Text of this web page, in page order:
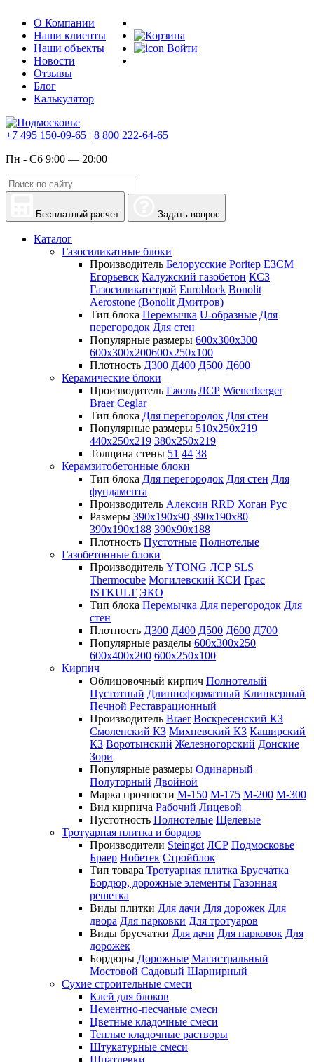
О Компании
Наши клиенты
Наши объекты
Новости
Отзывы
Блог
Калькулятор
Войти
+7 495 150-09-65 | 8 800 222-64-65
Пн - Сб 9:00 — 20:00
Бесплатный расчет Задать вопрос
Каталог
Газосиликатные блоки
Производитель Белорусские Poritep ЕЗСМ
Егорьевск Калужский газобетон КСЗ
Газосиликатстрой Euroblock Bonolit
Aerostone (Bonolit Дмитров)
Тип блока Перемычка U-образные Для
перегородок Для стен
Популярные размеры 600х300х300
600х300х200600х250х100
Плотность Д300 Д400 Д500 Д600
Керамические блоки
Производитель Гжель ЛСР Wienerberger
Braer Ceglar
Тип блока Для перегородок Для стен
Популярные размеры 510х250х219
440х250х219 380х250х219
Толщина стены 51 44 38
Керамзитобетонные блоки
Тип блока Для перегородок Для стен Для
фундамента
Производитель Алексин RRD Хоган Рус
Размеры 390х190х90 390х190х80
390х190х188 390х90х188
Плотность Пустотные Полнотелые
Газобетонные блоки
Производитель YTONG ЛСР SLS
Thermocube Могилевский КСИ Грас
ISTKULT ЭКО
Тип блока Перемычка Для перегородок Для
стен
Плотность Д300 Д400 Д500 Д600 Д700
Популярные разделы 600х300х250
600х400х200 600х250х100
Кирпич
Облицовочный кирпич Полнотелый
Пустотный Длинноформатный Клинкерный
Печной Реставрационный
Производитель Braer Воскресенский КЗ
Смоленский КЗ Михневский КЗ Каширский
КЗ Воротынский Железногорский Донские
Зори
Популярные размеры Одинарный
Полуторный Двойной
Марка прочности М-150 М-175 М-200 М-300
Вид кирпича Рабочий Лицевой
Пустотность Полнотелые Щелевые
Тротуарная плитка и бордюр
Производители Steingot ЛСР Подмосковье
Браер Нобетек Стройблок
Тип товара Тротуарная плитка Брусчатка
Бордюр, дорожные элементы Газонная
решетка
Виды плитки Для дачи Для дорожек Для
двора Для парковки Для тротуаров
Виды брусчатки Для дачи Для парковок Для
дорожек
Бордюры Дорожные Магистральный
Мостовой Садовый Шарнирный
Сухие строительные смеси
Клей для блоков
Цементно-песчаные смеси
Цветные кладочные смеси
Теплые кладочные растворы
Штукатурные смеси
Шпатлевки